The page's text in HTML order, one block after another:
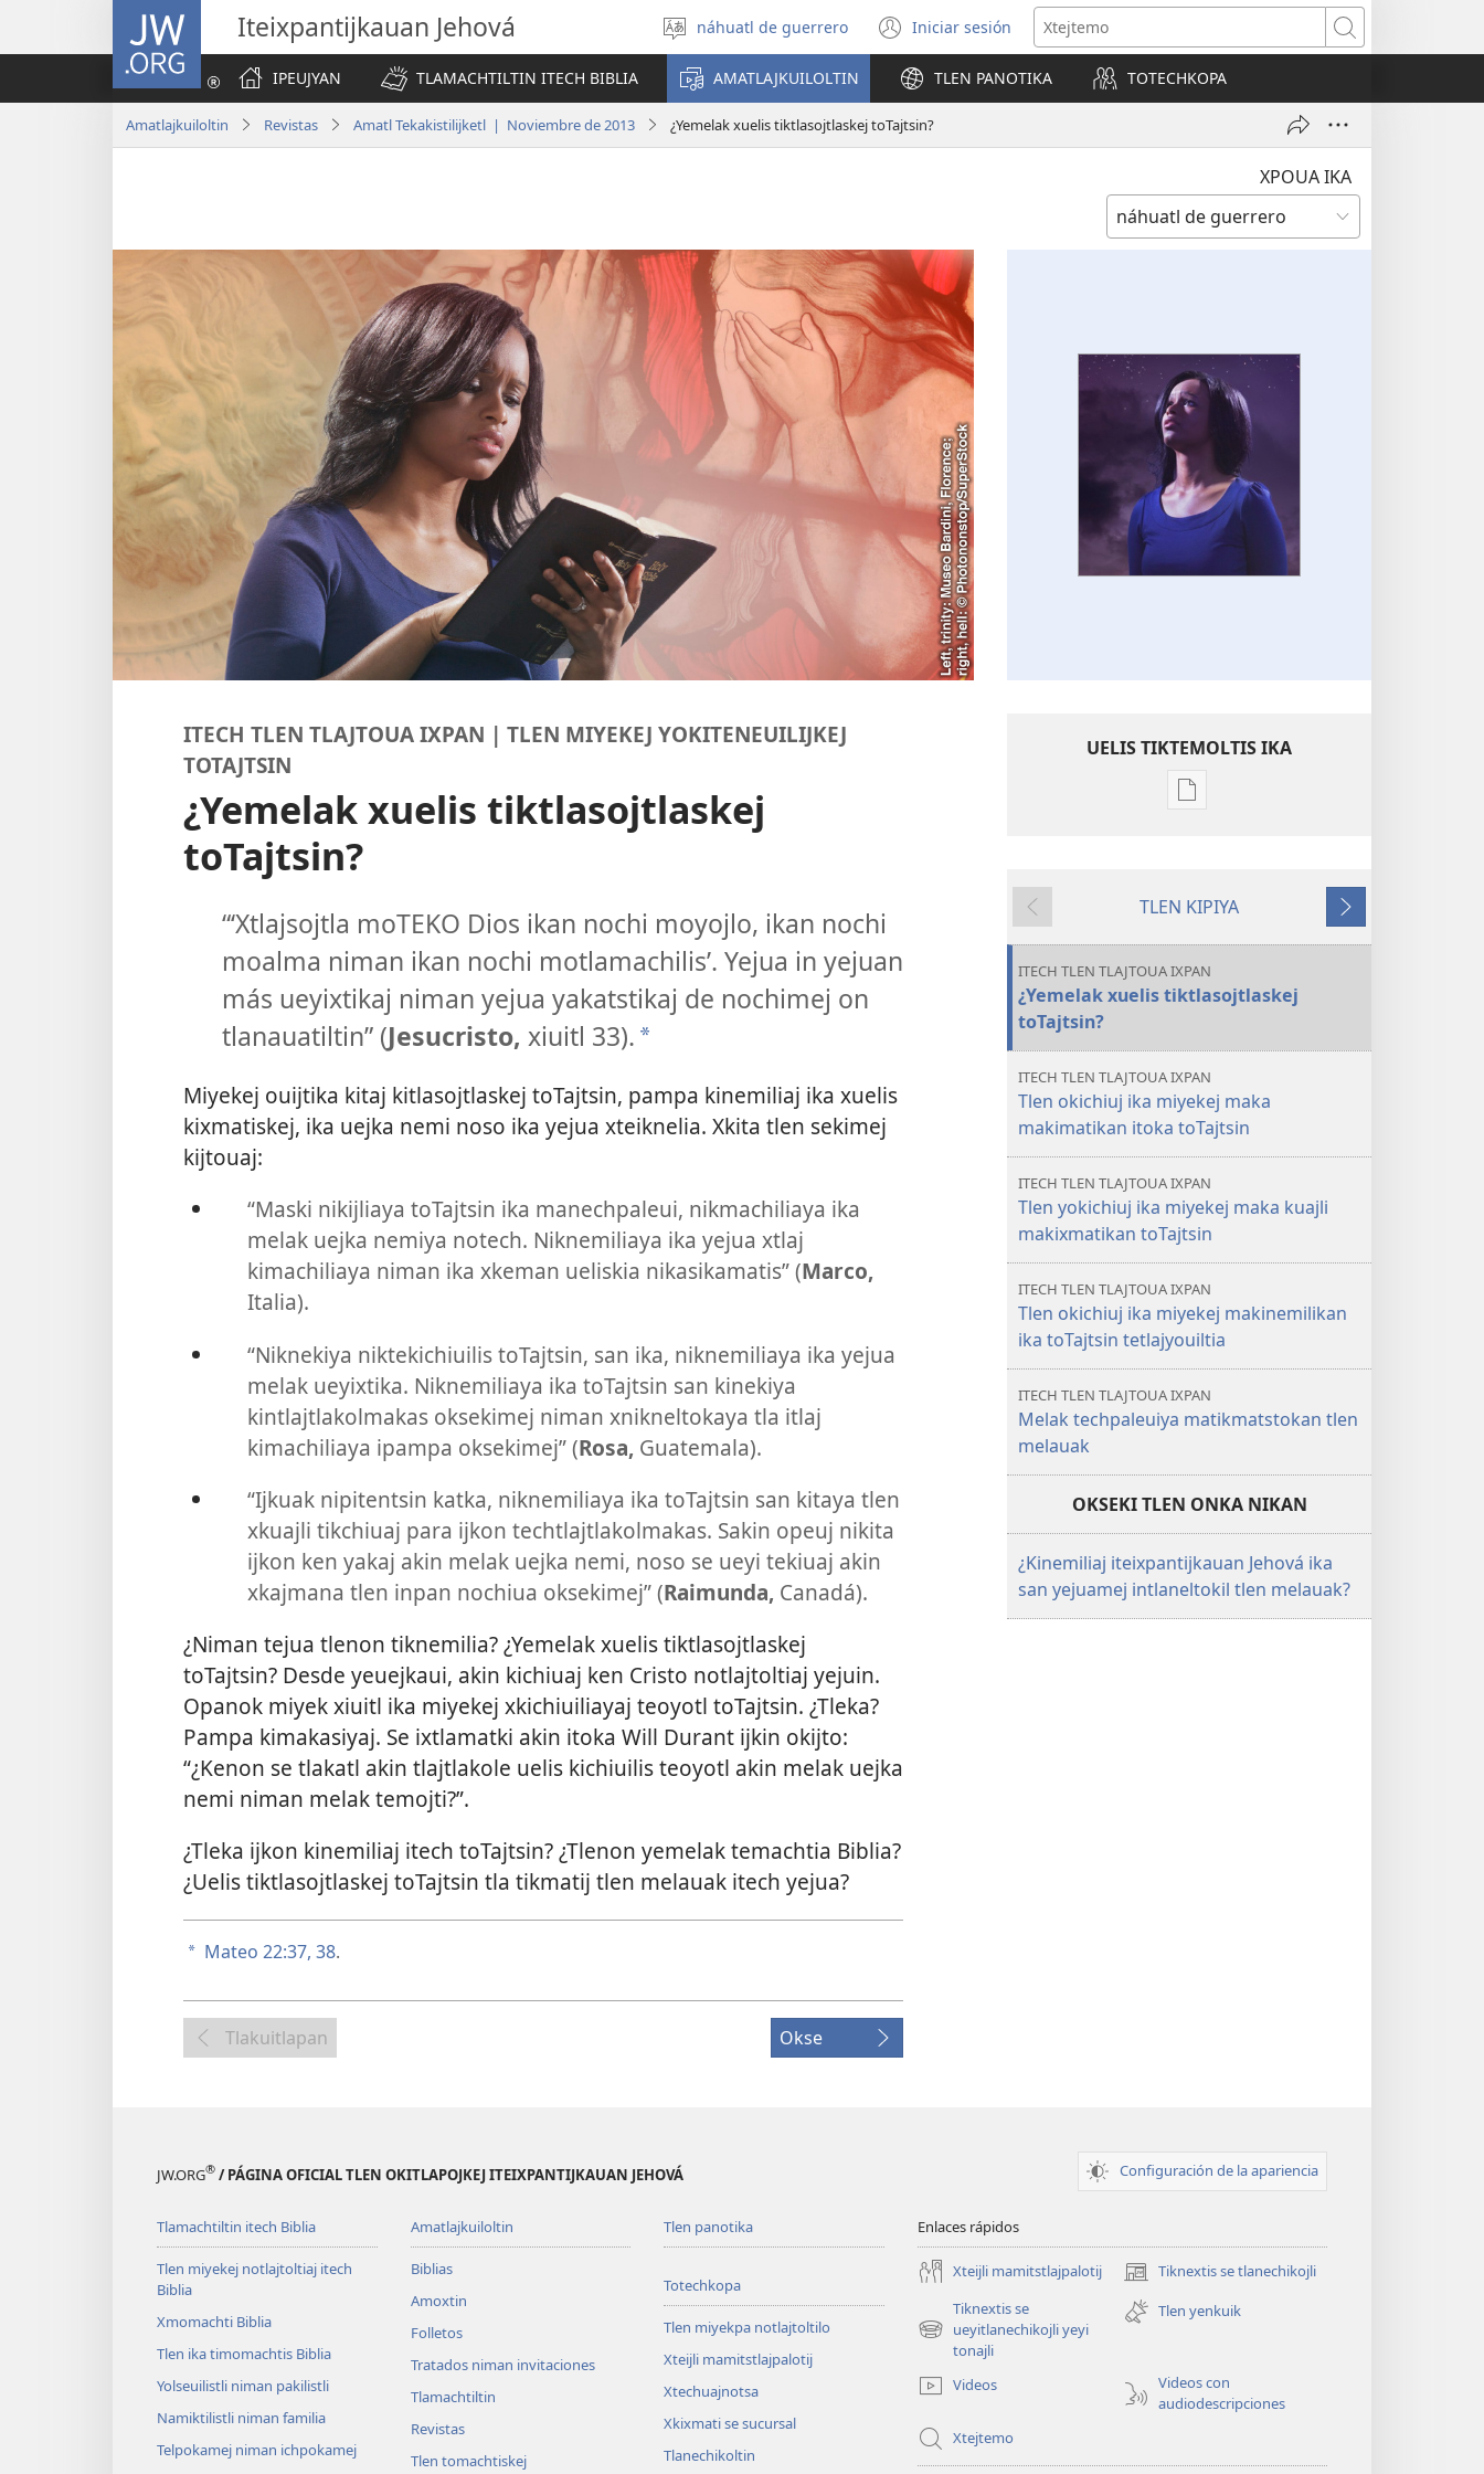
JW.ORG Iteixpantijkauan Jehová
Xtlapejpeni
tlajtojli
náhuatl de guerrero Iniciar sesión
(abre
una
nueva
ventana)
Xtejtemo
IPEUJYAN
TLAMACHTILTIN ITECH BIBLIA AMATLAJKUILOLTIN TLEN PANOTIKA TOTECHKOPA
Amatlajkuiloltin Revistas Amatl Tekakistilijketl | Noviembre de 2013 ¿Yemelak xuelis tiktlasojtlaskej toTajtsin?
XPOUA IKA
ITECH TLEN TLAJTOUA IXPAN | TLEN MIYEKEJ YOKITENEUILIJKEJ
TOTAJTSIN
¿Yemelak xuelis tiktlasojtlaskej
toTajtsin?
“‘Xtlajsojtla moTEKO Dios ikan nochi moyojlo, ikan nochi
moalma niman ikan nochi motlamachilis’. Yejua in yejuan
más ueyixtikaj niman yejua yakatstikaj de nochimej on
tlanauatiltin” (Jesucristo, xiuitl 33). a
Miyekej ouijtika kitaj kitlasojtlaskej toTajtsin, pampa kinemiliaj ika xuelis
kixmatiskej, ika uejka nemi noso ika yejua xteiknelia. Xkita tlen sekimej
kijtouaj:
“Maski nikijliaya toTajtsin ika manechpaleui, nikmachiliaya ika
melak uejka nemiya notech. Niknemiliaya ika yejua xtlaj
kimachiliaya niman ika xkeman ueliskia nikasikamatis” (Marco,
Italia).
“Niknekiya niktekichiuilis toTajtsin, san ika, niknemiliaya ika yejua
melak ueyixtika. Niknemiliaya ika toTajtsin san kinekiya
kintlajtlakolmakas oksekimej niman xnikneltokaya tla itlaj
kimachiliaya ipampa oksekimej” (Rosa, Guatemala).
“Ijkuak nipitentsin katka, niknemiliaya ika toTajtsin san kitaya tlen
xkuajli tikchiuaj para ijkon techtlajtlakolmakas. Sakin opeuj nikita
ijkon ken yakaj akin melak uejka nemi, noso se ueyi tekiuaj akin
xkajmana tlen inpan nochiua oksekimej” (Raimunda, Canadá).
¿Niman tejua tlenon tiknemilia? ¿Yemelak xuelis tiktlasojtlaskej
toTajtsin? Desde yeuejkaui, akin kichiuaj ken Cristo notlajtoltiaj yejuin.
Opanok miyek xiuitl ika miyekej xkichiuiliayaj teoyotl toTajtsin. ¿Tleka?
Pampa kimakasiyaj. Se ixtlamatki akin itoka Will Durant ijkin okijto:
“¿Kenon se tlakatl akin tlajtlakole uelis kichiuilis teoyotl akin melak uejka
nemi niman melak temojti?”.
¿Tleka ijkon kinemiliaj itech toTajtsin? ¿Tlenon yemelak temachtia Biblia?
¿Uelis tiktlasojtlaskej toTajtsin tla tikmatij tlen melauak itech yejua?
a Mateo 22:37, 38.
Tlakuitlapan Okse
UELIS TIKTEMOLTIS IKA
Kenon
TEKAKISTILIJKETL
de 2013
Tlakuitlapan
TLEN KIPIYA
Okse
ITECH TLEN TLAJTOUA IXPAN
¿Yemelak xuelis tiktlasojtlaskej
toTajtsin?
ITECH TLEN TLAJTOUA IXPAN
Tlen okichiuj ika miyekej maka
makimatikan itoka toTajtsin
ITECH TLEN TLAJTOUA IXPAN
Tlen yokichiuj ika miyekej maka kuajli
makixmatikan toTajtsin
ITECH TLEN TLAJTOUA IXPAN
Tlen okichiuj ika miyekej makinemilikan
ika toTajtsin tetlajyouiltia
ITECH TLEN TLAJTOUA IXPAN
Melak techpaleuiya matikmatstokan tlen
melauak
OKSEKI TLEN ONKA NIKAN
¿Kinemiliaj iteixpantijkauan Jehová ika
san yejuamej intlaneltokil tlen melauak?
JW.ORG® / PÁGINA OFICIAL TLEN OKITLAPOJKEJ ITEIXPANTIJKAUAN JEHOVÁ Configuración de la apariencia
Tlamachtiltin itech Biblia
Tlen miyekej notlajtoltiaj itech
Biblia
Xmomachti Biblia
Tlen ika timomachtis Biblia
Yolseuilistli niman pakilistli
Namiktilistli niman familia
Telpokamej niman ichpokamej
Amatlajkuiloltin
Biblias
Amoxtin
Folletos
Tratados niman invitaciones
Tlamachtiltin
Revistas
Tlen tomachtiskej
Tlen panotika
Totechkopa
Tlen miyekpa notlajtoltilo
Xteijli mamitstlajpalotij
Xtechuajnotsa
Xkixmati se sucursal
Tlanechikoltin
Enlaces rápidos
Xteijli mamitstlajpalotij Tiknextis se tlanechikojli
(abre
una
nueva
Tiknextis se
ueyitlanechikojli yeyi
tonajli
(abre
nueva
Tlen yenkuik
Videos
Videos con
audiodescripciones
Xtejtemo